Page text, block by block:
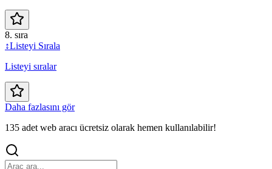
8. sıra
↕️Listeyi Sırala
Listeyi sıralar
Daha fazlasını gör
135 adet web aracı ücretsiz olarak hemen kullanılabilir!